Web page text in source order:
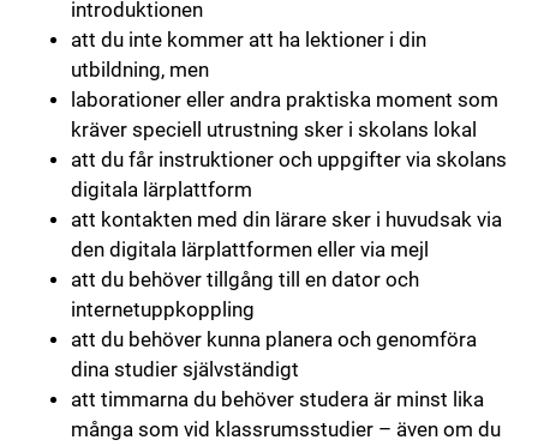
introduktionen
att du inte kommer att ha lektioner i din
utbildning, men
laborationer eller andra praktiska moment som
kräver speciell utrustning sker i skolans lokal
att du får instruktioner och uppgifter via skolans
digitala lärplattform
att kontakten med din lärare sker i huvudsak via
den digitala lärplattformen eller via mejl
att du behöver tillgång till en dator och
internetuppkoppling
att du behöver kunna planera och genomföra
dina studier självständigt
att timmarna du behöver studera är minst lika
många som vid klassrumsstudier – även om du